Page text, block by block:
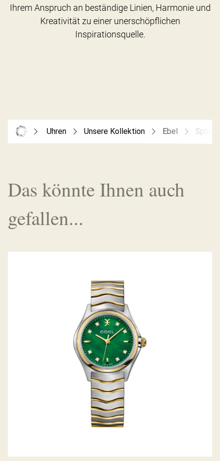
Ihrem Anspruch an beständige Linien, Harmonie und
Kreativität zu einer unerschöpflichen
Uhren Unsere Kollektion Ebel Sport
Das könnte Ihnen auch
gefallen...
WAVE LADY